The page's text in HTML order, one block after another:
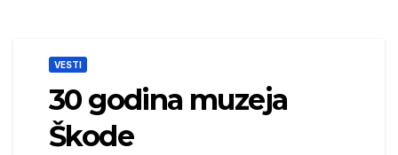
VESTI
30 godina muzeja
Škode